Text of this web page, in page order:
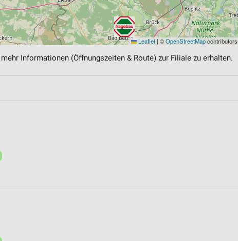
Leaflet | ©OpenStreetMapcontributors
Informationen (Öffnungszeiten & Route) zur Filiale zu erhalten.